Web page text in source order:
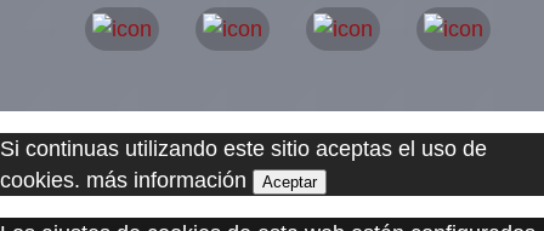
Si continuas utilizando este sitio aceptas el uso de
cookies. más información Aceptar